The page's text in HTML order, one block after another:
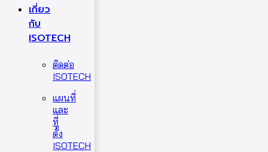
เกี่ยว
กับ
ISOTECH
ติดต่อ
ISOTECH
แผนที่
และ
ที่
ตั้ง
ISOTECH